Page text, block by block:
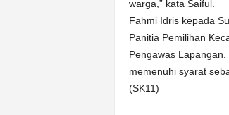
warga,” kata Saiful.
Fahmi Idris kepada
Panitia Pemilihan
Pengawas
memenuhi syarat
(SK11)